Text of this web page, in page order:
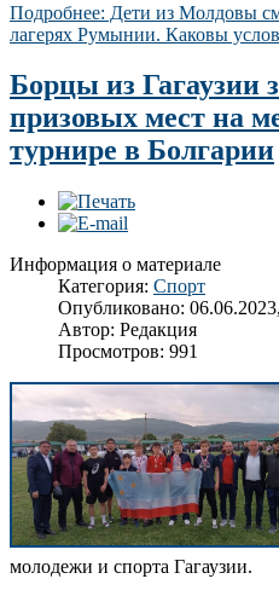
Подробнее: Дети из Молдовы
лагерях Румынии. Каковы
Борцы из Гагаузии
призовых мест на
турнире в Болгарии
Информация о материале
Категория: Спорт
Опубликовано:
Автор: Редакция
Просмотров: 991
молодежи и спорта Гагаузии.